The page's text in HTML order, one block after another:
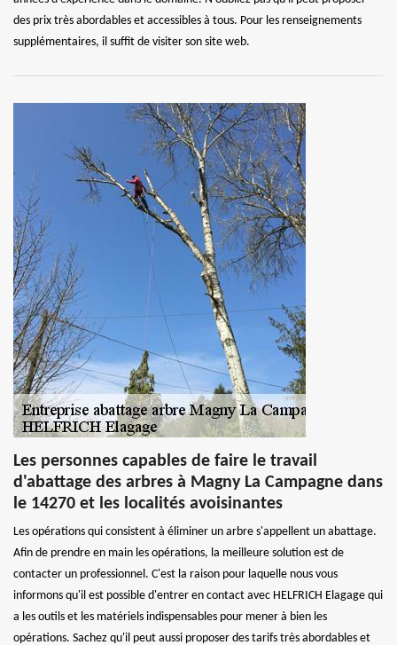
des prix très abordables et accessibles à tous. Pour les renseignements
supplémentaires, il suffit de visiter son site web.
Les personnes capables de faire le travail
d'abattage des arbres à Magny La Campagne dans
le 14270 et les localités avoisinantes
Les opérations qui consistent à éliminer un arbre s'appellent un abattage.
Afin de prendre en main les opérations, la meilleure solution est de
contacter un professionnel. C'est la raison pour laquelle nous vous
informons qu'il est possible d'entrer en contact avec HELFRICH Elagage qui
a les outils et les matériels indispensables pour mener à bien les
opérations. Sachez qu'il peut aussi proposer des tarifs très abordables et